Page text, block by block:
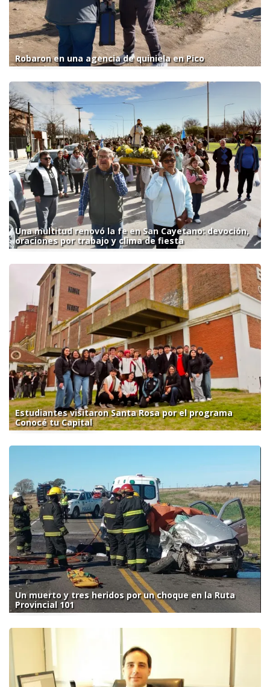
Robaron en una agencia de quiniela en Pico
Una multitud renovó la fe en San Cayetano: devoción,
oraciones por trabajo y clima de fiesta
Estudiantes visitaron Santa Rosa por el programa
Conocé tu Capital
Un muerto y tres heridos por un choque en la Ruta
Provincial 101